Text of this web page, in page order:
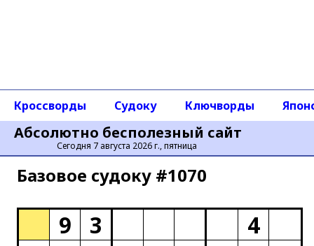
Абсолютно бесполезный сайт
Сегодня 7 августа 2026 г., пятница
Кроссворды Судоку Ключворды
Базовое cудоку #1070
9 3
4